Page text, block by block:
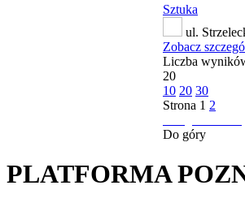
Sztuka
ul.
Zobacz
Liczba
20
10 20 30
Strona 1 2
Do góry
PLATFORMA